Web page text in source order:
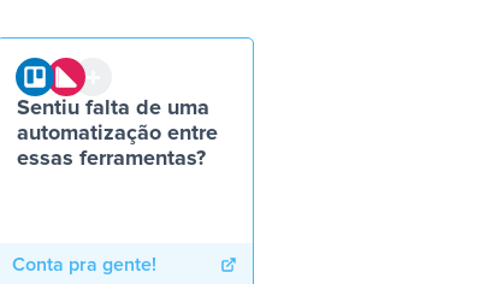
Sentiu falta de uma
automatização entre
essas ferramentas?
Conta pra gente!